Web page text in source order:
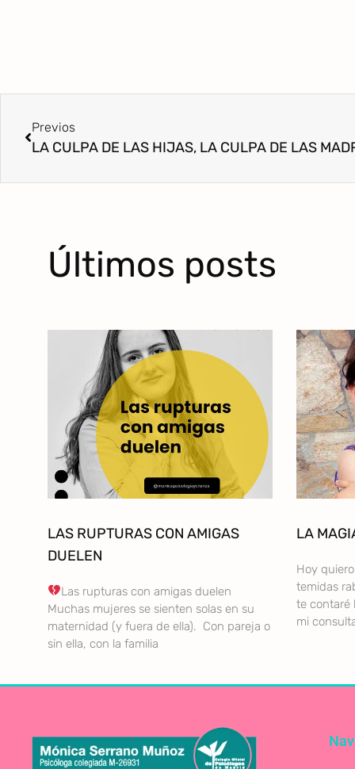
Previos
LA CULPA DE LAS HIJAS, LA CULPA DE LAS
Últimos posts
LAS RUPTURAS CON AMIGAS
DUELEN
Las rupturas con amigas duelen
Muchas mujeres se sienten solas en su
maternidad (y fuera de ella). Con pareja o
sin ella, con la familia
LA
Hoy
temidas
te contaré
mi